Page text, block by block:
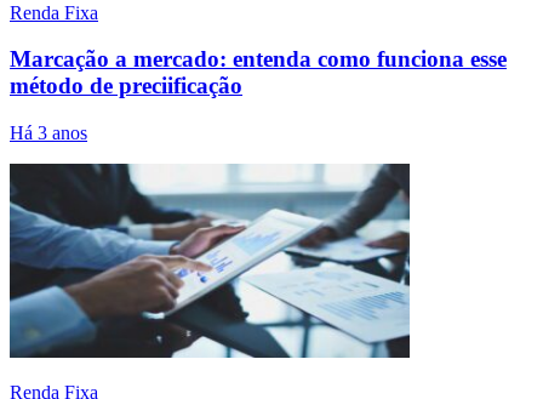
Renda Fixa
Marcação a mercado: entenda como funciona esse
método de preciificação
Há 3 anos
Renda Fixa